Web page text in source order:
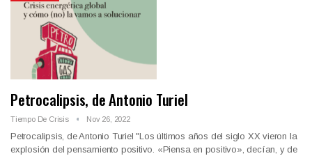
Petrocalipsis, de Antonio Turiel
Tiempo De Crisis Nov 26, 2022
Petrocalipsis, de Antonio Turiel "Los últimos años del siglo XX vieron la
explosión del pensamiento positivo. «Piensa en positivo», decían, y de